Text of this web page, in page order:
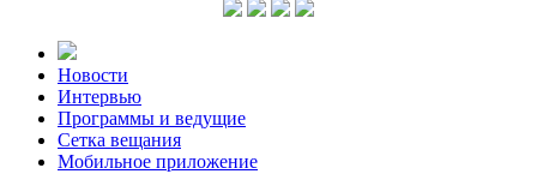
Новости
Интервью
Программы и ведущие
Сетка вещания
Мобильное приложение